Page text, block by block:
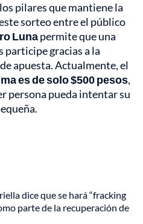
pilares que mantiene la
sorteo entre el público
Lunapermite que una
participe gracias a la
apuesta. Actualmente, el
es de solo $500 pesos,
persona pueda intentar su
dice que se hará “fracking
parte de la recuperación de